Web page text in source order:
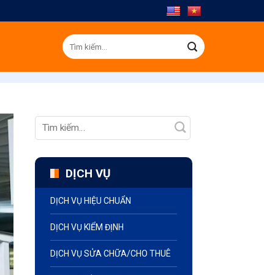
Tìm
kiếm:
DỊCH VỤ
DỊCH VỤ HIỆU CHUẨN
DỊCH VỤ KIỂM ĐỊNH
DỊCH VỤ SỬA CHỮA/CHO THUÊ